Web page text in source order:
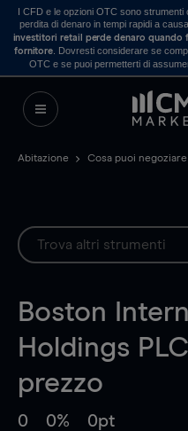
I CFD e le opzioni OTC sono
perdita di denaro in tempi rapidi a
investitori retail perde denaro quando
fornitore . Dovresti considerare se
OTC e se puoi permetterti di
Abitazione Cosa puoi negoziare
Boston
Holdings
prezzo
0 0% 0pt